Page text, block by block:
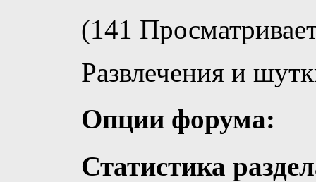
(141
Развлечения и
Опции форума:
Статистика